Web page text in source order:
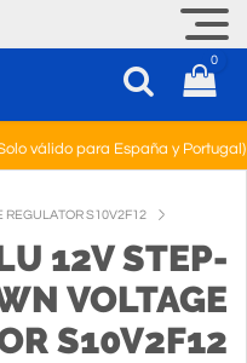
0
válido para España y Portugal)
REGULATOR S10V2F12
12V STEP-
VOLTAGE
S10V2F12